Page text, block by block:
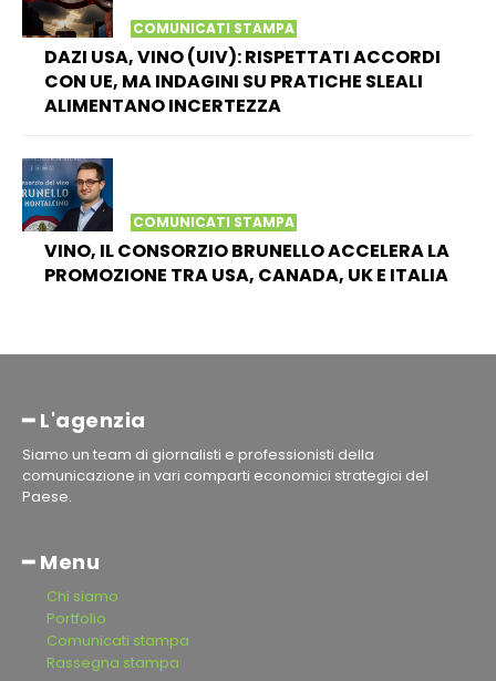
COMUNICATI STAMPA
DAZI USA, VINO (UIV): RISPETTATI ACCORDI
CON UE, MA INDAGINI SU PRATICHE SLEALI
ALIMENTANO INCERTEZZA
COMUNICATI STAMPA
VINO, IL CONSORZIO BRUNELLO ACCELERA LA
PROMOZIONE TRA USA, CANADA, UK E ITALIA
━ L'agenzia
Siamo un team di giornalisti e professionisti della
comunicazione in vari comparti economici strategici del
Paese.
━ Menu
Chi siamo
Portfolio
Comunicati stampa
Rassegna stampa